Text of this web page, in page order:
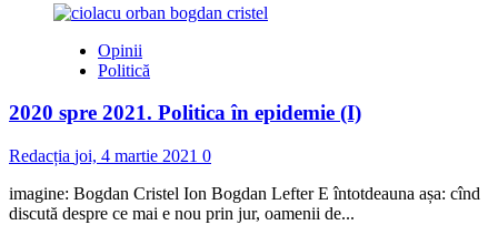
Opinii
Politică
2020 spre 2021. Politica în epidemie (I)
Redacția joi, 4 martie 2021 0
imagine: Bogdan Cristel Ion Bogdan Lefter E întotdeauna așa: cînd
discută despre ce mai e nou prin jur, oamenii de...